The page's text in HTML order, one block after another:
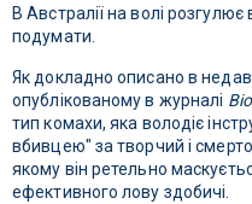
В Австралії на волі
подумати.
Як докладно описано в
опублікованому в журналі
тип комахи, яка володіє
вбивцею" за творчий і
якому він ретельно
ефективного лову здобичі.